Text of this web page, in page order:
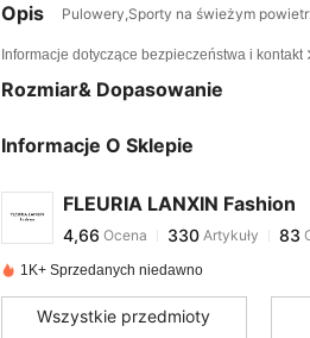
Opis Pulowery,Sporty na świeżym
Informacje dotyczące bezpieczeństwa i kontakt
Rozmiar& Dopasowanie
Informacje O Sklepie
FLEURIA LANXIN Fashion
4,66
4,66
330
e***3 zaobserwował(-a)1
4,66
330
83
4,66
1K+ Sprzedanych niedawno
Wszystkie przedmioty